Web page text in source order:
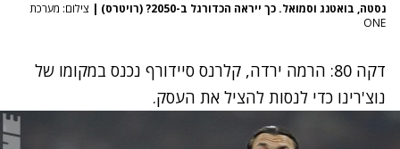
נסטה, בואטנג וסמואל. כך ייראה הכדורגל ב-2050? (רויטרס) | צילום: מערכת
ONE
דקה 80: הרמה ירדה, קלרנס סיידורף נכנס במקומו של
נוצ'רינו כדי לנסות להציל את העסק.